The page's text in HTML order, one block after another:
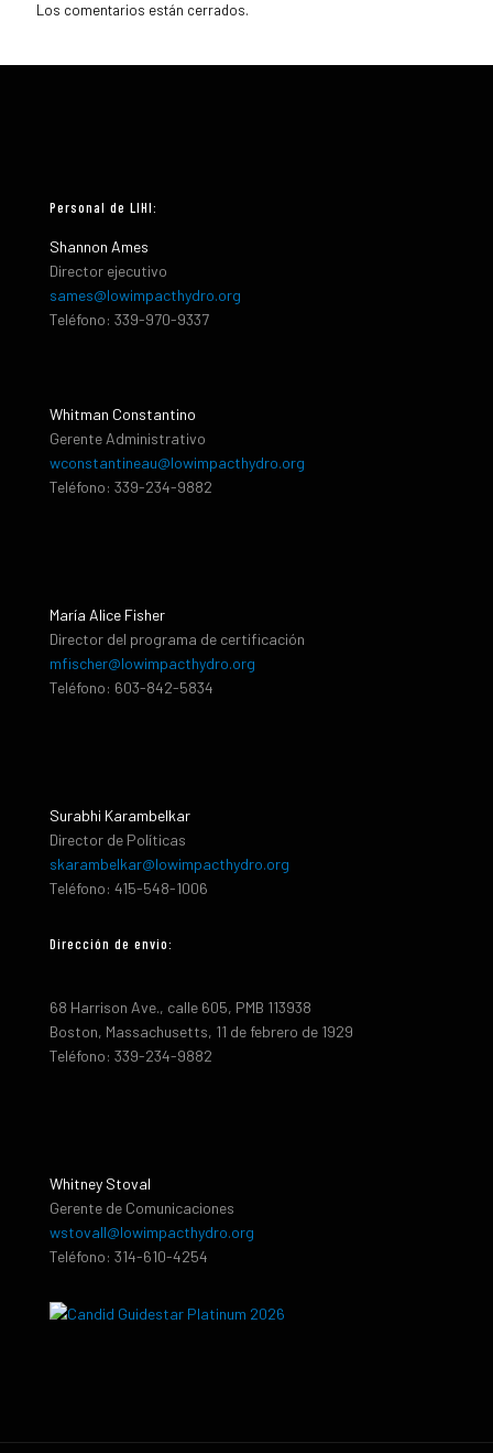
Los comentarios están cerrados.
Personal de LIHI:
Shannon Ames
Director ejecutivo
sames@lowimpacthydro.org
Teléfono: 339-970-9337
Whitman Constantino
Gerente Administrativo
wconstantineau@lowimpacthydro.org
Teléfono: 339-234-9882
María Alice Fisher
Director del programa de certificación
mfischer@lowimpacthydro.org
Teléfono: 603-842-5834
Surabhi Karambelkar
Director de Políticas
skarambelkar@lowimpacthydro.org
Teléfono: 415-548-1006
Dirección de envio:
68 Harrison Ave., calle 605, PMB 113938
Boston, Massachusetts, 11 de febrero de 1929
Teléfono: 339-234-9882
Whitney Stoval
Gerente de Comunicaciones
wstovall@lowimpacthydro.org
Teléfono: 314-610-4254